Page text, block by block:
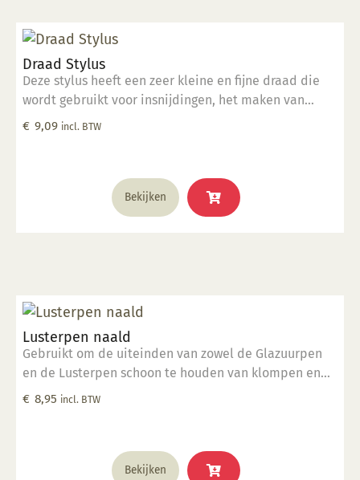
Draad Stylus
Deze stylus heeft een zeer kleine en fijne draad die
wordt gebruikt voor insnijdingen, het maken van
groeven van verschillende grootte en het detailleren
€ 9,09 incl. BTW
Bekijken
Lusterpen naald
Gebruikt om de uiteinden van zowel de Glazuurpen
en de Lusterpen schoon te houden van klompen en
deeltjes.
€ 8,95 incl. BTW
Bekijken